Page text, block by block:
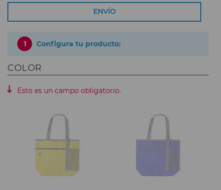
ENVÍO
1 Configura tu producto:
COLOR
Esto es un campo obligatorio.